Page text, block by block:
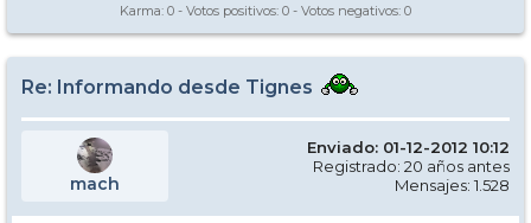
Karma: 0 - Votos positivos: 0 - Votos negativos: 0
Re: Informando desde Tignes
mach
Enviado: 01-12-2012 10:12
Registrado: 20 años antes
Mensajes: 1.528